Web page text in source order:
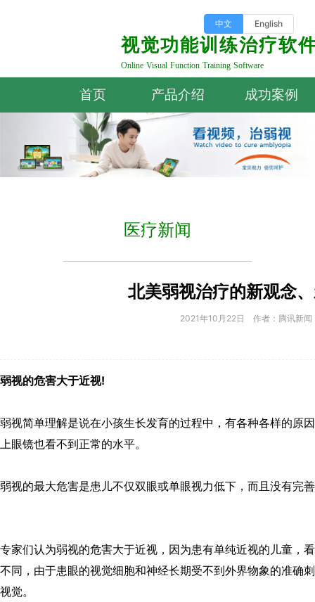
中文 English
视觉功能训练治疗软
Online Visual Function Training Software
首页 产品介绍 成功案例
医疗新闻
北美弱视治疗的新观念
2021年10月22日 作者：腾讯新闻
弱视的危害大于近视!
弱视简单理解是说在小孩生长发育的过程中，有各种各样的原
上眼镜也看不到正常的水平。
弱视的最大危害是患儿不仅双眼或单眼视力低下，而且没有完
专家们认为弱视的危害大于近视，因为患有单纯近视的儿童，
不同，由于患眼的视觉细胞和神经长期受不到外界物象的准确
视觉。